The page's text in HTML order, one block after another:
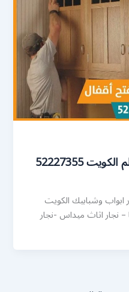
52227355
ابواب وشبابيك الكويت
– نجار اثاث ميداس -نجار